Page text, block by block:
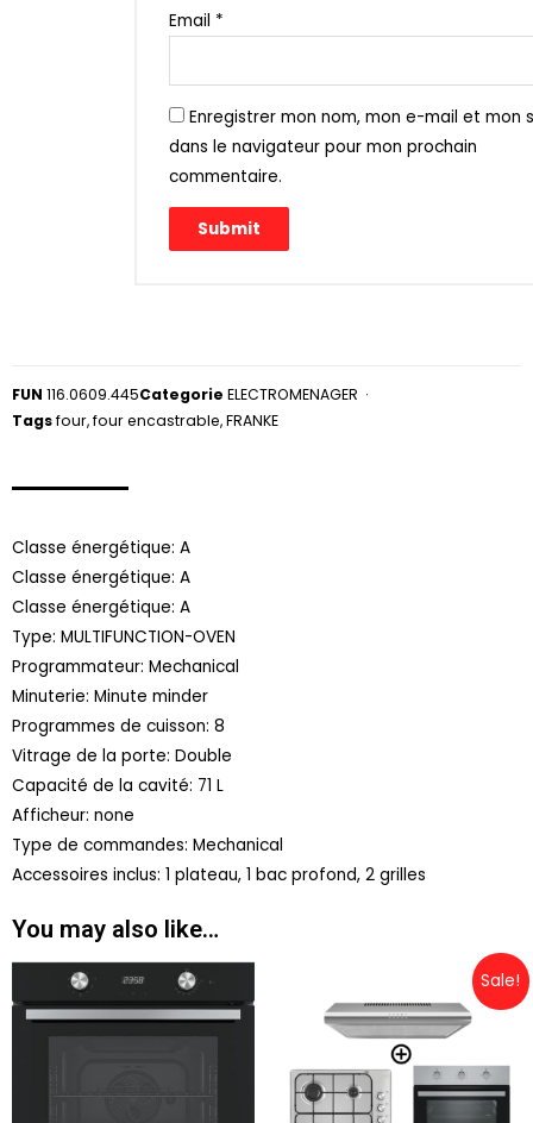
Email *
Enregistrer mon nom, mon e-mail et mon
dans le navigateur pour mon prochain
commentaire.
FUN 116.0609.445Categorie ELECTROMENAGER
Tagsfour,four encastrable,FRANKE
Classe énergétique: A
Classe énergétique: A
Classe énergétique: A
Type: MULTIFUNCTION-OVEN
Programmateur: Mechanical
Minuterie: Minute minder
Programmes de cuisson: 8
Vitrage de la porte: Double
Capacité de la cavité: 71 L
Afficheur: none
Type de commandes: Mechanical
Accessoires inclus: 1 plateau, 1 bac profond, 2 grilles
You may also like…
Sale!